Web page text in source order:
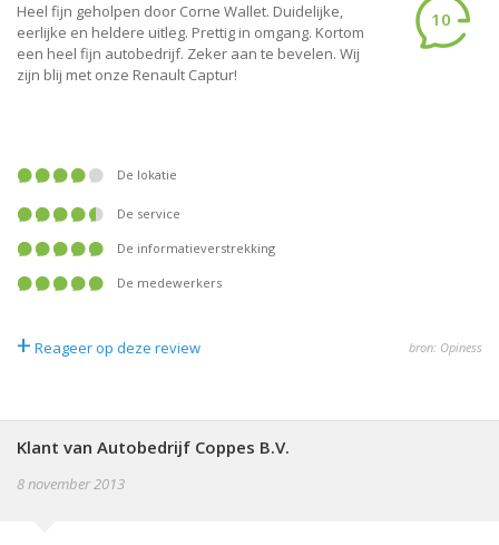
Heel fijn geholpen door Corne Wallet. Duidelijke,
eerlijke en heldere uitleg. Prettig in omgang. Kortom
een heel fijn autobedrijf. Zeker aan te bevelen. Wij
zijn blij met onze Renault Captur!
10
De lokatie
De service
De informatieverstrekking
De medewerkers
+ Reageer op deze review bron: Opiness
Klant van Autobedrijf Coppes B.V.
8 november 2013